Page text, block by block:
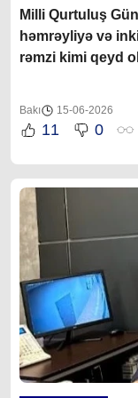
Milli Qurtuluş
həmrəyliyə və
rəmzi kimi qeyd
Bakı 15-06-2026
11 0